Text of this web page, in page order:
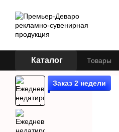
Каталог Товары
Заказ 2 недели